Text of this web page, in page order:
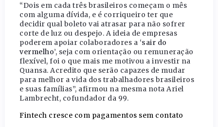
“Dois em cada três brasileiros começam o mês
com alguma dívida, e é corriqueiro ter que
decidir qual boleto vai atrasar para não sofrer
corte de luz ou despejo. A ideia de empresas
poderem apoiar colaboradores a ‘sair do
vermelho’, seja com orientação ou remuneração
flexível, foi o que mais me motivou a investir na
Quansa. Acredito que serão capazes de mudar
para melhor a vida dos trabalhadores brasileiros
e suas famílias”, afirmou na mesma nota Ariel
Lambrecht, cofundador da 99.
Fintech cresce com pagamentos sem contato